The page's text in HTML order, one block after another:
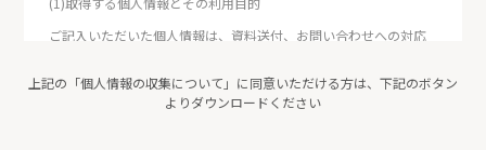
ご記入いただいた個人情報は、資料送付、お問い合わせへの対応
す。
※資料のダウンロード用URLを自動メールでお送りしますので、メ
上記の「個人情報の収集について」に同意いただける方は、下記のボタン
よりダウンロードください